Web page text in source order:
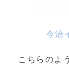
今治
こちらのよ